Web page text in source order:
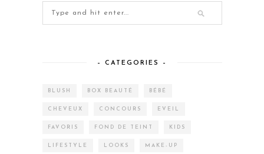
– CATEGORIES –
BLUSH BOX BEAUTÉ BÉBÉ
CHEVEUX CONCOURS EVEIL
FAVORIS FOND DE TEINT KIDS
LIFESTYLE LOOKS MAKE-UP